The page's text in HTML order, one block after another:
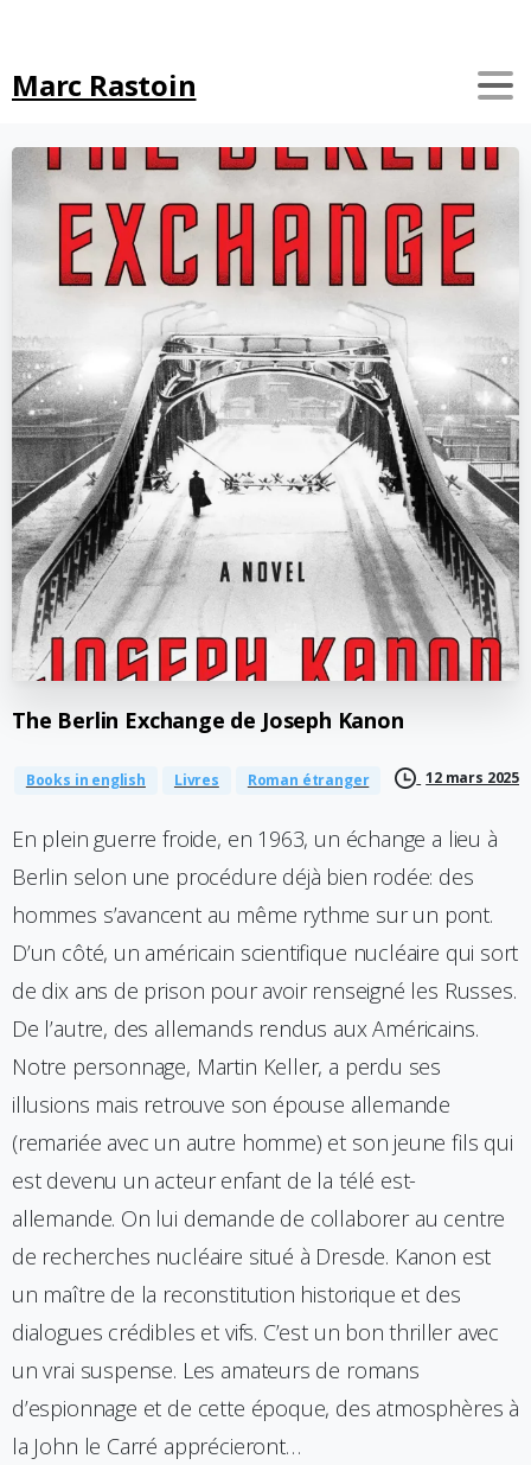
Marc Rastoin
The Berlin Exchange de Joseph Kanon
Books in english Livres Roman étranger 12 mars 2025
En plein guerre froide, en 1963, un échange a lieu à
Berlin selon une procédure déjà bien rodée: des
hommes s’avancent au même rythme sur un pont.
D’un côté, un américain scientifique nucléaire qui sort
de dix ans de prison pour avoir renseigné les Russes.
De l’autre, des allemands rendus aux Américains.
Notre personnage, Martin Keller, a perdu ses
illusions mais retrouve son épouse allemande
(remariée avec un autre homme) et son jeune fils qui
est devenu un acteur enfant de la télé est-
allemande. On lui demande de collaborer au centre
de recherches nucléaire situé à Dresde. Kanon est
un maître de la reconstitution historique et des
dialogues crédibles et vifs. C’est un bon thriller avec
un vrai suspense. Les amateurs de romans
d’espionnage et de cette époque, des atmosphères à
la John le Carré apprécieront…